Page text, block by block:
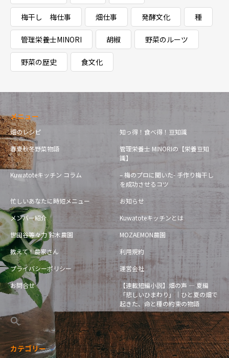
梅干し 梅仕事 畑仕事 発酵文化 種
管理栄養士MINORI 胡椒 野菜のルーツ
野菜の歴史 食文化
メニュー
畑のレシピ
知っ得！食べ得！豆知識
春夏秋冬野菜物語
管理栄養士 MINORIの【栄養豆知
識】
Kuwatoteキッチン コラム
– 梅のプロに聞いた- 手作り梅干し
を成功させるコツ
忙しいあなたに時短メニュー
お知らせ
メンバー紹介
Kuwatoteキッチンとは
世田谷等々力 鈴木農園
MOZAEMON農園
教えて！農家さん
利用規約
プライバシーポリシー
運営会社
お問合せ
【連載短編小説】畑の声 — 夏編
「悲しいひまわり」｜ひと夏の畑で
起きた、命と種の約束の物語
カテゴリー